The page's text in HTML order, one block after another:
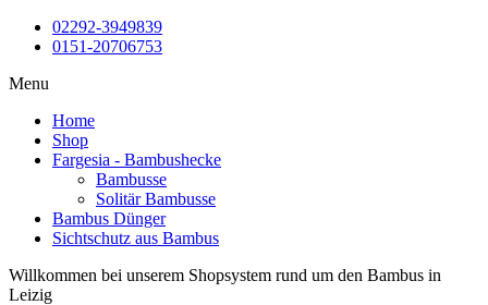
02292-3949839
0151-20706753
Menu
Home
Shop
Fargesia - Bambushecke
Bambusse
Solitär Bambusse
Bambus Dünger
Sichtschutz aus Bambus
Willkommen bei unserem Shopsystem rund um den Bambus in
Leizig